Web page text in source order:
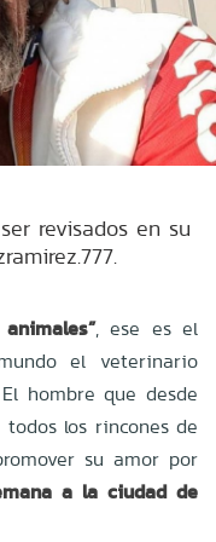
revisados en su
, ese es el
el veterinario
hombre que desde
los rincones de
su amor por
a la ciudad de